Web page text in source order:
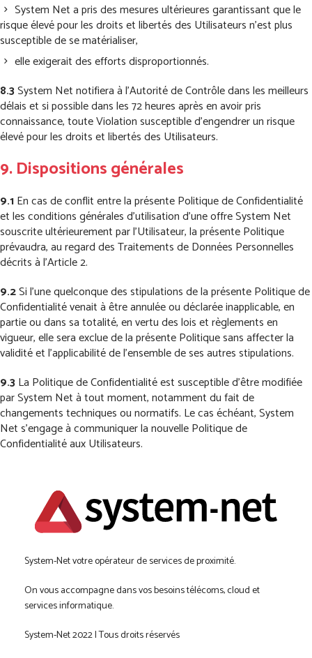
System Net a pris des mesures ultérieures garantissant que le
risque élevé pour les droits et libertés des Utilisateurs n’est plus
susceptible de se matérialiser,
elle exigerait des efforts disproportionnés.
8.3System Net notifiera à l’Autorité de Contrôle dans les meilleurs
délais et si possible dans les 72 heures après en avoir pris
connaissance, toute Violation susceptible d’engendrer un risque
élevé pour les droits et libertés des Utilisateurs.
9. Dispositions générales
9.1En cas de conflit entre la présente Politique de Confidentialité
et les conditions générales d’utilisation d’une offre System Net
souscrite ultérieurement par l’Utilisateur, la présente Politique
prévaudra, au regard des Traitements de Données Personnelles
décrits à l’Article 2.
9.2Si l’une quelconque des stipulations de la présente Politique de
Confidentialité venait à être annulée ou déclarée inapplicable, en
partie ou dans sa totalité, en vertu des lois et règlements en
vigueur, elle sera exclue de la présente Politique sans affecter la
validité et l’applicabilité de l’ensemble de ses autres stipulations.
9.3La Politique de Confidentialité est susceptible d’être modifiée
par System Net à tout moment, notamment du fait de
changements techniques ou normatifs. Le cas échéant, System
Net s’engage à communiquer la nouvelle Politique de
Confidentialité aux Utilisateurs.
System-Net votre opérateur de services de proximité.
On vous accompagne dans vos besoins télécoms, cloud et
services informatique.
System-Net 2022 | Tous droits réservés